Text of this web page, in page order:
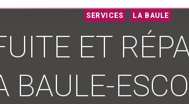
SERVICES LA BAULE
ET
BAULE-